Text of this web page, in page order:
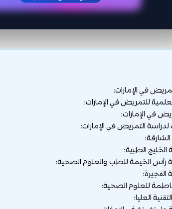
في الإمارات:
للتمريض في الإمارات:
في الإمارات:
التمريض في الإمارات: